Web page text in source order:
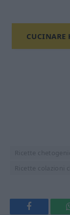
CUCINARE
Ricette
Ricette colazioni